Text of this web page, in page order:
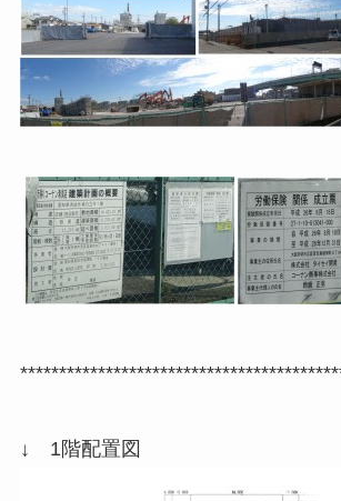
↓ 1階配置図